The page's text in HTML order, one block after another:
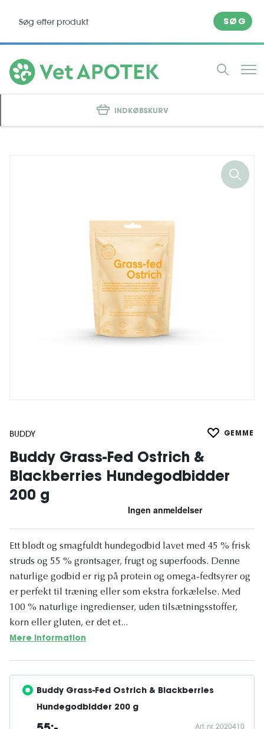
SØG
INDKØBSKURV
BUDDY GEMME
Buddy Grass-Fed Ostrich &
Blackberries Hundegodbidder
200 g
Ett blødt og smagfuldt hundegodbid lavet med 45 % frisk
struds og 55 % grøntsager, frugt og superfoods. Denne
naturlige godbid er rig på protein og omega-fedtsyrer og
er perfekt til træning eller som ekstra forkælelse. Med
100 % naturlige ingredienser, uden tilsætningsstoffer,
korn eller gluten, er det et...
Mere information
Buddy Grass-Fed Ostrich & Blackberries
Hundegodbidder 200 g
Art. nr. 2020410